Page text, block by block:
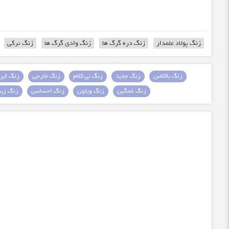
زنگ پولاد علمدار زنگ دره گرگ ها زنگ وادی گرگ ها زنگ ترکی
زنگ باکلاس زنگ جدید زنگ بی کلام زنگ خارجی زنگ
زنگ غمگین
زنگ ویلون زنگ احساسی زنگ